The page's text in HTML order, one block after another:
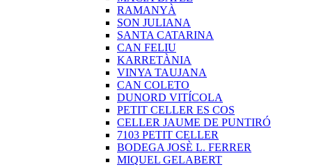
RAMANYÀ
SON JULIANA
SANTA CATARINA
CAN FELIU
KARRETÀNIA
VINYA TAUJANA
CAN COLETO
DUNORD VITÍCOLA
PETIT CELLER ES COS
CELLER JAUME DE PUNTIRÓ
7103 PETIT CELLER
BODEGA JOSÈ L. FERRER
MIQUEL GELABERT